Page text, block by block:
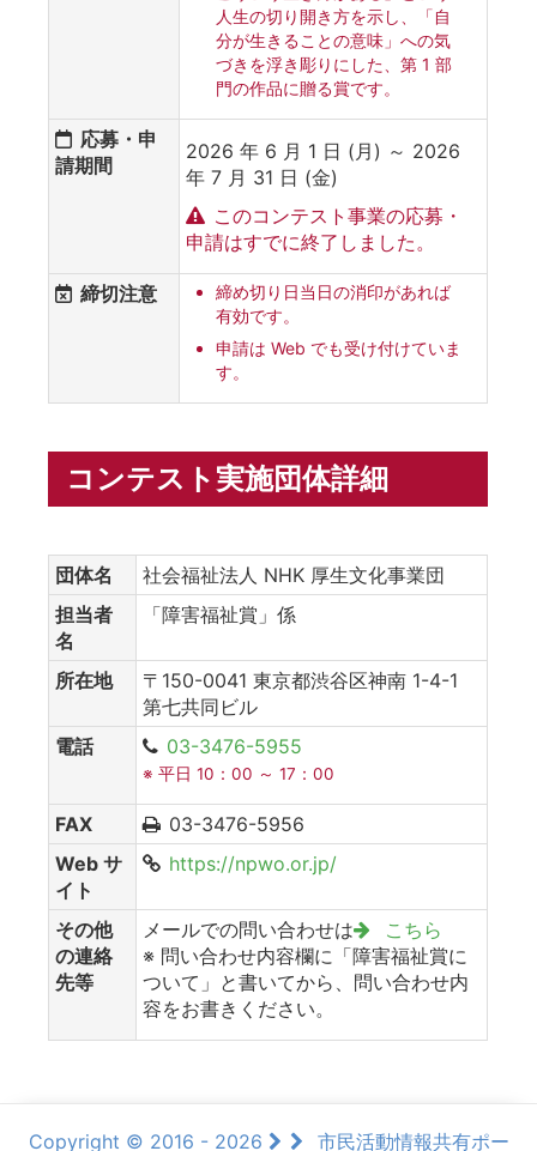
人生の切り開き方を示し、「自
分が生きることの意味」への気
づきを浮き彫りにした、第 1 部
門の作品に贈る賞です。
応募・申
請期間
2026 年 6 月 1 日 (月) ～ 2026
年 7 月 31 日 (金)
このコンテスト事業の応募・
申請はすでに終了しました。
締切注意
締め切り日当日の消印があれば
有効です。
申請は Web でも受け付けていま
す。
コンテスト実施団体詳細
団体名
社会福祉法人 NHK 厚生文化事業団
担当者
名
「障害福祉賞」係
所在地
〒150-0041 東京都渋谷区神南 1-4-1
第七共同ビル
電話
03-3476-5955
※ 平日 10：00 ～ 17：00
FAX
03-3476-5956
Web サ
イト
https://npwo.or.jp/
その他
の連絡
先等
メールでの問い合わせは
こちら
※ 問い合わせ内容欄に「障害福祉賞に
ついて」と書いてから、問い合わせ内
容をお書きください。
Copyright © 2016 - 2026 市民活動情報共有ポー